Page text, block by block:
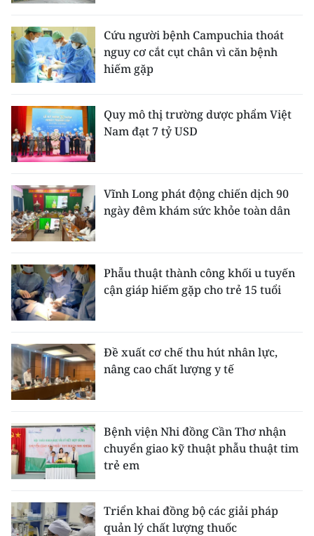
Cứu người bệnh Campuchia thoát
nguy cơ cắt cụt chân vì căn bệnh
hiếm gặp
Quy mô thị trường dược phẩm Việt
Nam đạt 7 tỷ USD
Vĩnh Long phát động chiến dịch 90
ngày đêm khám sức khỏe toàn dân
Phẫu thuật thành công khối u tuyến
cận giáp hiếm gặp cho trẻ 15 tuổi
Đề xuất cơ chế thu hút nhân lực,
nâng cao chất lượng y tế
Bệnh viện Nhi đồng Cần Thơ nhận
chuyển giao kỹ thuật phẫu thuật tim
trẻ em
Triển khai đồng bộ các giải pháp
quản lý chất lượng thuốc